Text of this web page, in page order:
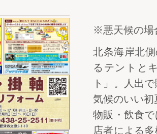
※悪天候の場
北条海岸北
るテントと
ト」。人出
気候のいい
物販・飲食
店者による